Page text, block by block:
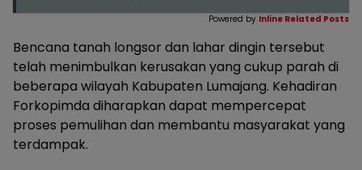
Powered by Inline Related Posts
Bencana tanah longsor dan lahar dingin tersebut
telah menimbulkan kerusakan yang cukup parah di
beberapa wilayah Kabupaten Lumajang. Kehadiran
Forkopimda diharapkan dapat mempercepat
proses pemulihan dan membantu masyarakat yang
terdampak.